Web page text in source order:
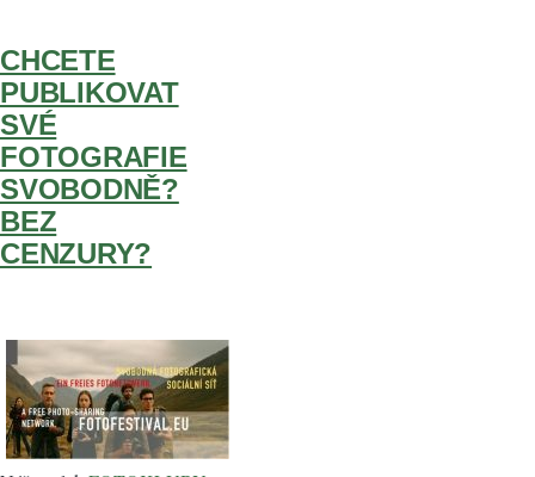
CHCETE
PUBLIKOVAT
SVÉ
FOTOGRAFIE
SVOBODNĚ?
BEZ
CENZURY?